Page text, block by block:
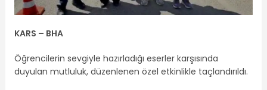
KARS – BHA
Öğrencilerin sevgiyle hazırladığı eserler karşısında
duyulan mutluluk, düzenlenen özel etkinlikle taçlandırıldı.